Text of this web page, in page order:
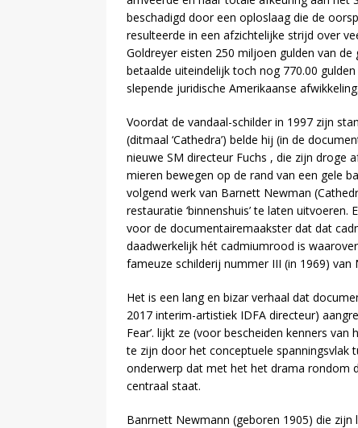
beschadigd door een oploslaag die de
resulteerde in een afzichtelijke strijd over
Goldreyer eisten 250 miljoen gulden van
betaalde uiteindelijk toch nog 770.00
slepende juridische Amerikaanse afwikkeling.
Voordat de vandaal-schilder in 1997 zijn
(ditmaal ‘Cathedra’) belde hij (in de
nieuwe SM directeur Fuchs , die zijn droge
mieren bewegen op de rand van een gele
volgend werk van Barnett Newman
restauratie ‘binnenshuis’ te laten
voor de documentairemaakster dat dat
daadwerkelijk hét cadmiumrood is
fameuze schilderij nummer III (in 1969) van
Het is een lang en bizar verhaal dat
2017 interim-artistiek IDFA directeur)
Fear’. lijkt ze (voor bescheiden kenners
te zijn door het conceptuele spanningsvlak
onderwerp dat met het het drama rondom
centraal staat.
Banrnett Newmann (geboren 1905) die